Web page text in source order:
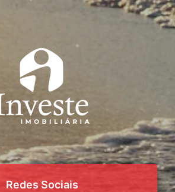
Redes Sociais